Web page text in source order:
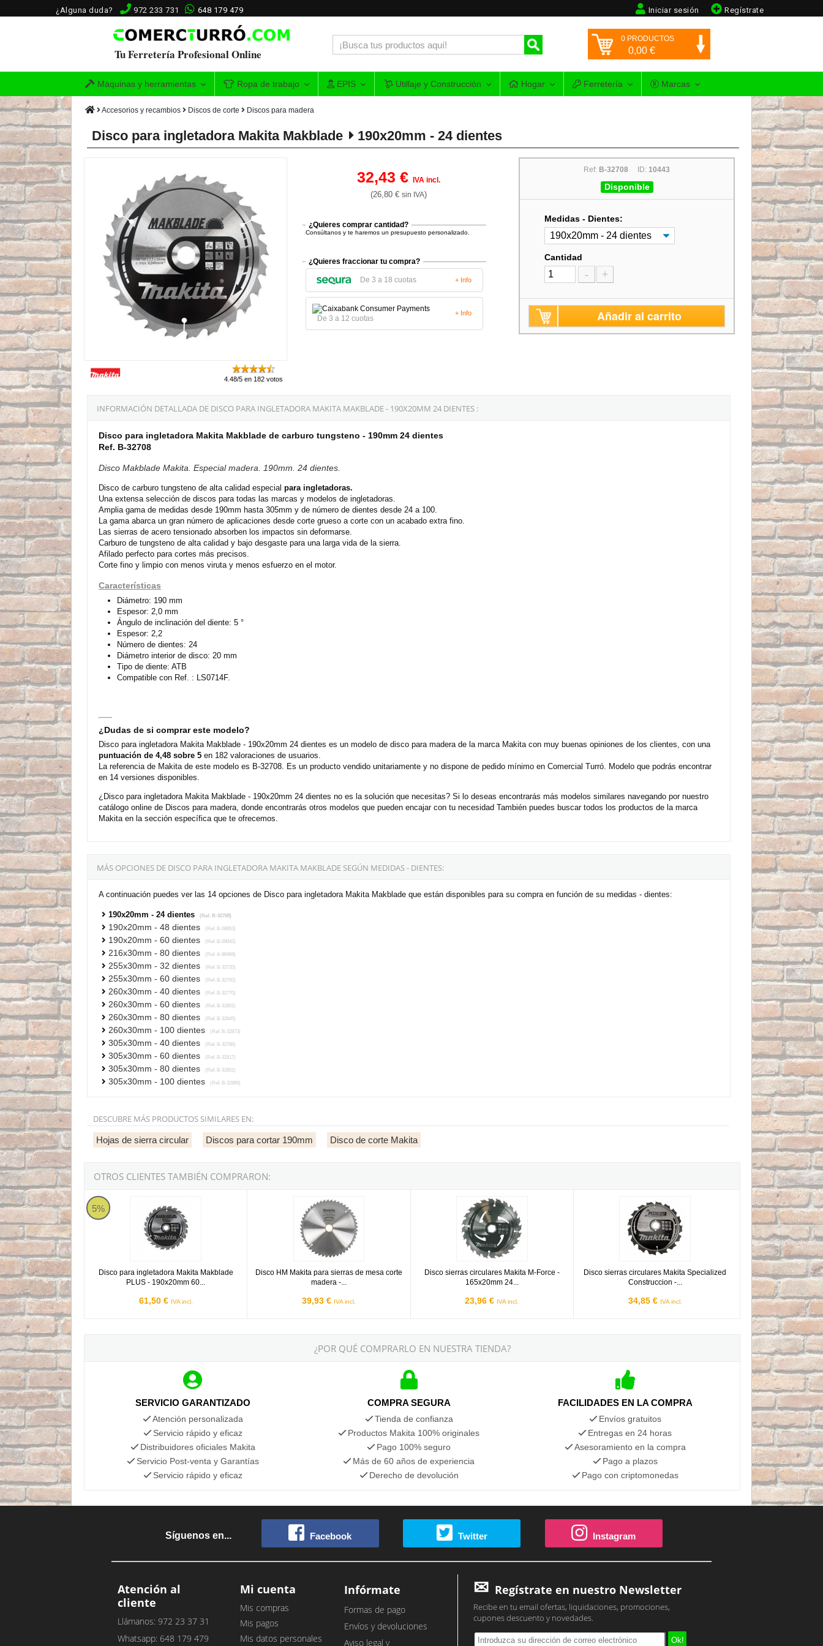
¿Alguna duda? 972 233 731 648 179 479 Regístrate
Iniciar sesión
Tu Ferretería Profesional Online
0 PRODUCTOS
0,00 €
Máquinas y herramientas Ropa de trabajo EPIS Utillaje y Construcción Hogar Ferretería Marcas
Accesorios y recambios Discos de corte Discos para madera
Disco para ingletadora Makita Makblade 190x20mm - 24 dientes
4.48/5 en 182 votos
32,43 €IVA incl.
(26,80 €sin IVA)
¿Quieres comprar cantidad?
Consúltanos y te haremos un presupuesto personalizado.
¿Quieres fraccionar tu compra?
De 3 a 18 cuotas + Info
De 3 a 12 cuotas
+ Info
Ref: B-32708 ID:10443
Disponible
Medidas - Dientes:
Cantidad
- +
Añadir al carrito
INFORMACIÓN DETALLADA DE DISCO PARA INGLETADORA MAKITA MAKBLADE - 190X20MM 24 DIENTES :
Disco para ingletadora Makita Makblade de carburo tungsteno - 190mm 24 dientes
Ref. B-32708
Disco Makblade Makita. Especial madera. 190mm. 24 dientes.
Disco de carburo tungsteno de alta calidad especial para ingletadoras.
Una extensa selección de discos para todas las marcas y modelos de ingletadoras.
Amplia gama de medidas desde 190mm hasta 305mm y de número de dientes desde 24 a 100.
La gama abarca un gran número de aplicaciones desde corte grueso a corte con un acabado extra fino.
Las sierras de acero tensionado absorben los impactos sin deformarse.
Carburo de tungsteno de alta calidad y bajo desgaste para una larga vida de la sierra.
Afilado perfecto para cortes más precisos.
Corte fino y limpio con menos viruta y menos esfuerzo en el motor.
Características
Diámetro: 190 mm
Espesor: 2,0 mm
Ángulo de inclinación del diente: 5 °
Espesor: 2,2
Número de dientes: 24
Diámetro interior de disco: 20 mm
Tipo de diente: ATB
Compatible con Ref. : LS0714F.
¿Dudas de si comprar este modelo?
Disco para ingletadora Makita Makblade - 190x20mm 24 dientes es un modelo de disco para madera de la marca Makita con muy buenas opiniones de los clientes, con una
puntuación de 4,48 sobre 5 en 182 valoraciones de usuarios.
La referencia de Makita de este modelo es B-32708. Es un producto vendido unitariamente y no dispone de pedido mínimo en Comercial Turró. Modelo que podrás encontrar
en 14 versiones disponibles.
¿Disco para ingletadora Makita Makblade - 190x20mm 24 dientes no es la solución que necesitas? Si lo deseas encontrarás más modelos similares navegando por nuestro
catálogo online de Discos para madera, donde encontrarás otros modelos que pueden encajar con tu necesidad También puedes buscar todos los productos de la marca
Makita en la sección específica que te ofrecemos.
MÁS OPCIONES DE DISCO PARA INGLETADORA MAKITA MAKBLADE SEGÚN MEDIDAS - DIENTES:
A continuación puedes ver las 14 opciones de Disco para ingletadora Makita Makblade que están disponibles para su compra en función de su medidas - dientes:
190x20mm - 24 dientes (Ref. B-32708)
190x20mm - 48 dientes (Ref. B-08953)
190x20mm - 60 dientes (Ref. B-09042)
216x30mm - 80 dientes (Ref. A-86468)
255x30mm - 32 dientes (Ref. B-32720)
255x30mm - 60 dientes (Ref. B-32792)
260x30mm - 40 dientes (Ref. B-32770)
260x30mm - 60 dientes (Ref. B-32801)
260x30mm - 80 dientes (Ref. B-32845)
260x30mm - 100 dientes (Ref. B-32873)
305x30mm - 40 dientes (Ref. B-32786)
305x30mm - 60 dientes (Ref. B-32817)
305x30mm - 80 dientes (Ref. B-32851)
305x30mm - 100 dientes (Ref. B-32889)
DESCUBRE MÁS PRODUCTOS SIMILARES EN:
Hojas de sierra circular Discos para cortar 190mm Disco de corte Makita
OTROS CLIENTES TAMBIÉN COMPRARON:
5%
Disco para ingletadora Makita Makblade
PLUS - 190x20mm 60...
61,50 € IVA incl.
Disco para ingletadora Makita Makblade PLUS - 190x20mm 60 dientes
Disco HM Makita para sierras de mesa corte
madera -...
39,93 € IVA incl.
Disco HM Makita para sierras de mesa corte madera - 315x30mm 40 dientes
Disco sierras circulares Makita M-Force -
165x20mm 24...
23,96 € IVA incl.
Disco sierras circulares Makita M-Force - 165x20mm 24 dientes
Disco sierras circulares Makita Specialized
Construccion -...
34,85 € IVA incl.
Disco sierras circulares Makita Specialized Construccion -
¿POR QUÉ COMPRARLO EN NUESTRA TIENDA?
SERVICIO GARANTIZADO
Atención personalizada
Servicio rápido y eficaz
Distribuidores oficiales Makita
Servicio Post-venta y Garantías
Servicio rápido y eficaz
COMPRA SEGURA
Tienda de confianza
Productos Makita 100% originales
Pago 100% seguro
Más de 60 años de experiencia
Derecho de devolución
FACILIDADES EN LA COMPRA
Envíos gratuitos
Entregas en 24 horas
Asesoramiento en la compra
Pago a plazos
Pago con criptomonedas
Síguenos en... Facebook Twitter Instagram
Atención al
cliente
Llámanos: 972 23 37 31
Whatsapp: 648 179 479
Mi cuenta
Mis compras
Mis pagos
Mis datos personales
Infórmate
Formas de pago
Envíos y devoluciones
Aviso legal y
Regístrate en nuestro Newsletter
Recibe en tu email ofertas, liquidaciones, promociones,
cupones descuento y novedades.